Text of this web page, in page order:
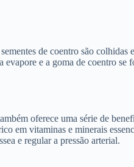
de coentro são
evapore e a goma de coentro
oferece uma série de
em vitaminas e minerais
e regular a pressão arterial.